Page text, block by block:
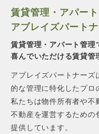
賃貸管理・アパー
アブレイズパート
賃貸管理・アパート管理
喜んでいただける賃貸管
アブレイズパートナーズ
的な管理に特化したプロ
私たちは物件所有者や不
不動産を運営するための
提供しています。